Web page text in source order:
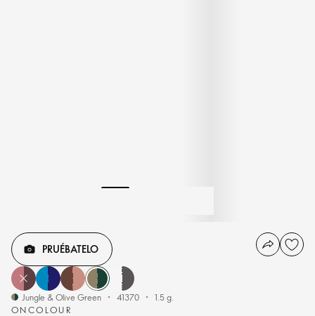
ONCOLOUR
PRUÉBATELO
Jungle & Olive Green 41370 1.5 g.